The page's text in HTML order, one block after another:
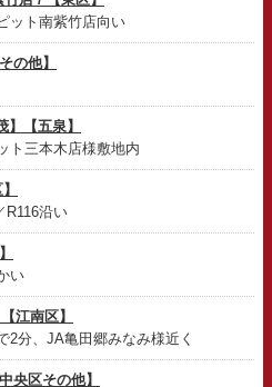
ット南紫竹店向い
の他】
【五泉】
ト三本木店様敷地内
R116沿い
い
江南区】
2分、JA亀田郷みなみ様近く
央区その他】